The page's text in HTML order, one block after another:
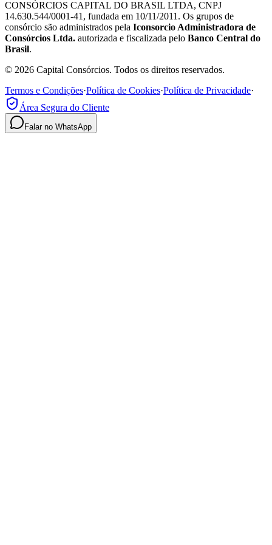
CONSÓRCIOS CAPITAL DO BRASIL LTDA, CNPJ
14.630.544/0001-41, fundada em 10/11/2011. Os grupos de
consórcio são administrados pela Iconsorcio Administradora de
Consórcios Ltda. autorizada e fiscalizada pelo Banco Central do
Brasil.
© 2026 Capital Consórcios. Todos os direitos reservados.
Termos e Condições·Política de Cookies·Política de Privacidade·
Área Segura do Cliente
Falar no WhatsApp